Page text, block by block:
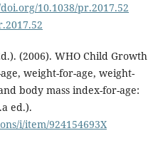
10.1038/pr.2017.52
(2006). WHO Child Growth
weight-for-age, weight-
body mass index-for-age:
ed.).
i/item/924154693X